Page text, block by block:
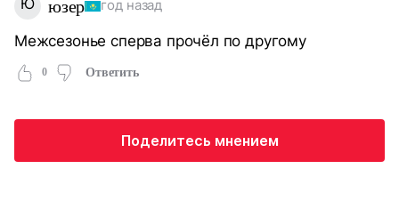
юзер год назад
Межсезонье сперва прочёл по другому
0 Ответить
Поделитесь мнением